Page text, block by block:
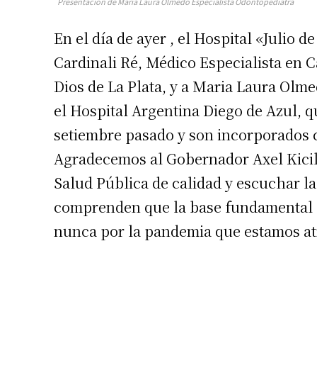
En el día de ayer , el Hospital «Julio
Cardinali Ré, Médico Especialista en
Dios de La Plata, y a Maria Laura
el Hospital Argentina Diego de Azul,
setiembre pasado y son
Agradecemos al Gobernador Axel
Salud Pública de calidad y escuchar
comprenden que la base
nunca por la pandemia que estamos